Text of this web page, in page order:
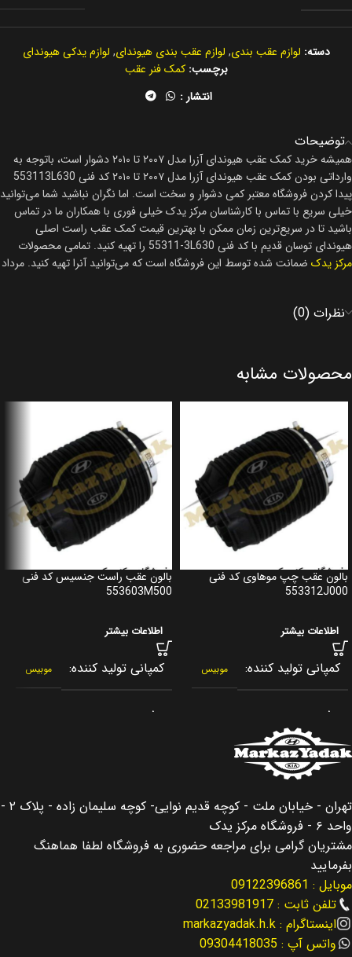
دسته: لوازم عقب بندی, لوازم عقب بندی هیوندای, لوازم یدکی هیوندای
برچسب: کمک فنر عقب
انتشار :
توضیحات
همیشه خرید کمک عقب هیوندای آزرا مدل ۲۰۰۷ تا ۲۰۱۰
دشوار است، باتوجه به
وارداتی بودنکمک عقب هیوندای آزرا مدل ۲۰۰۷ تا ۲۰۱۰ کد فنی 553113L630
پیدا کردن فروشگاه معتبر کمی دشوار و سخت است. اما نگران نباشید شما می‌توانید
خیلی سریع با تماس با کارشناسان مرکز یدک خیلی فوری با همکاران ما در تماس
باشید تا در سریع‌ترین زمان ممکن با بهترین قیمت کمک عقب راست اصلی
هیوندای توسان قدیم با کد فنی 55311-3L630 را تهیه کنید. تمامی محصولات
مرکز یدک ضمانت شده توسط این فروشگاه است که می‌توانید آنرا تهیه کنید. مرداد
نظرات (0)
محصولات مشابه
بالون عقب چپ موهاوی کد فنی
553312J000
اطلاعات بیشتر
کمپانی تولید کننده موبیس
برند
کشور سازنده کره جنوبی
اصالت کالا اصلی
مناسب برای موهاوی Mohave
نوع لوازم لوازم عقب بندی
کد فنی 55331-2J000
بالون عقب راست جنسیس کد فنی
553603M500
اطلاعات بیشتر
کمپانی تولید کننده موبیس
برند
اصالت کالا اصلی
مناسب برای
تهران - خیابان ملت - کوچه قدیم نوایی- کوچه سلیمان زاده - پلاک ۲ -
واحد ۶ - فروشگاه مرکز یدک
مشتریان گرامی برای مراجعه حضوری به فروشگاه لطفا هماهنگ
بفرمایید
موبایل : 09122396861
تلفن ثابت : 02133981917
اینستاگرام : markazyadak.h.k
واتس آپ : 09304418035